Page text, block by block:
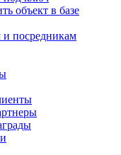
объект в базе
и посредникам